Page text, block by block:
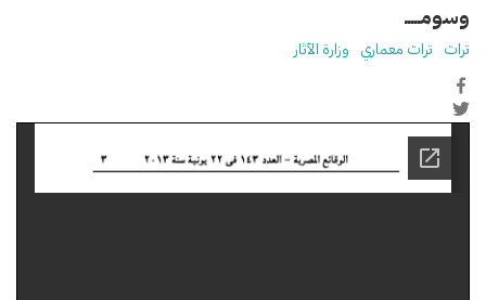
وسومـــــ
تراث تراث معماري وزارة الآثار